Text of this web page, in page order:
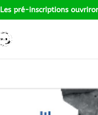
Les pré-inscriptions